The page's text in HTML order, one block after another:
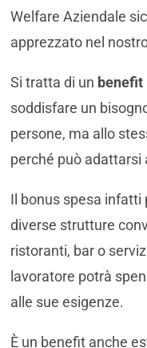
Welfare Aziendale
apprezzato nel
Si tratta di un benefit
soddisfare un
persone, ma allo
perché può adattarsi
Il bonus spesa infatti
diverse strutture
ristoranti, bar o
lavoratore potrà
alle sue esigenze.
È un benefit anche